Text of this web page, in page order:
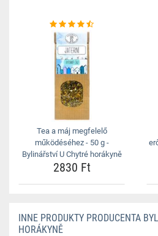
Tea a máj megfelelő
működéséhez - 50 g -
Bylinářství U Chytré horákyně
2830 Ft
INNE PRODUKTY PRODUCENTA
HORÁKYNĚ